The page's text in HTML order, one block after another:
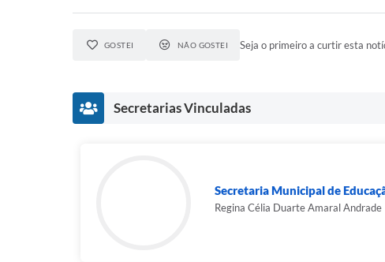
GOSTEI NÃO GOSTEI Seja o primeiro a curtir esta
Secretarias Vinculadas
Secretaria Municipal de
Regina Célia Duarte Amaral Andrade